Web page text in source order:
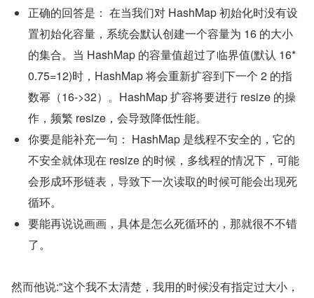
正确的回答是： 在当我们对 HashMap 初始化时没有设
置初始化容量，系统会默认创建一个容量为 16 的大小
的集合。当 HashMap 的容量值超过了临界值(默认 16*
0.75=12)时，HashMap 将会重新扩容到下一个 2 的指
数幂（16->32）。HashMap 扩容将要进行 resize 的操
作，频繁 resize，会导致降低性能。
你要是能补充一句： HashMap 是线程不安全的，它的
不安全就体现在 resize 的时候，多线程的情况下，可能
会形成环形链表，导致下一次读取的时候可能会出现死
循环。
要能再说说画画，具体是怎么死循环的，那就很不不错
了。
然而他说:"这个我不太清楚，我用的时候没有指定过大小，